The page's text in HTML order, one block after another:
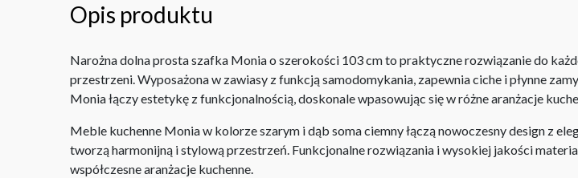
Opis produktu
Narożna dolna prosta szafka Monia o szerokości 103 cm to praktyczne rozwiązanie do
przestrzeni. Wyposażona w zawiasy z funkcją samodomykania, zapewnia ciche i płynne
Monia łączy estetykę z funkcjonalnością, doskonale wpasowując się w różne aranżacje
Meble kuchenne Monia w kolorze szarym i dąb soma ciemny łączą nowoczesny design z
tworzą harmonijną i stylową przestrzeń. Funkcjonalne rozwiązania i wysokiej jakości
współczesne aranżacje kuchenne.